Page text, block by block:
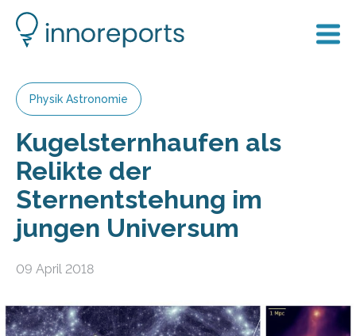
Physik Astronomie
Kugelsternhaufen als
Relikte der
Sternentstehung im
jungen Universum
09 April 2018